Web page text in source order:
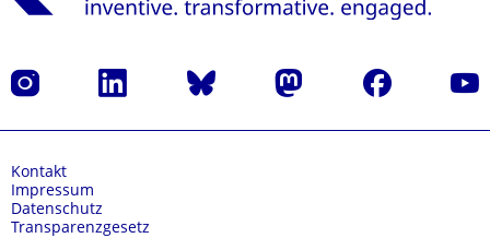
Instagram LinkedIn Bluesky Mastodon Facebook
Kontakt
Impressum
Datenschutz
Transparenzgesetz